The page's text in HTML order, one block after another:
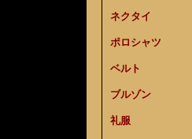
ネクタイ
ポロシャツ
ベルト
ブルゾン
礼服